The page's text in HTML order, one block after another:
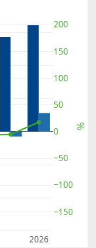
2026
−150
−100
−50
0
50
100
150
200
%